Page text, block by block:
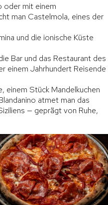
oder mit einem
man Castelmola, eines der
und die ionische Küste
Bar und das Restaurant des
einem Jahrhundert Reisende
einem Stück Mandelkuchen
atmet man das
— geprägt von Ruhe,